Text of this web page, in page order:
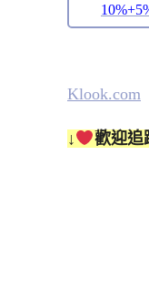
Klook.com
↓ 歡迎追